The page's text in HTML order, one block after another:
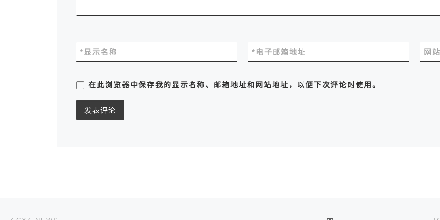
显示名称
* 电子邮箱地址
* 网
在此浏览器中保存我的显示名称、邮箱地址和网站地址，以便下次评论时使用。
文章导航